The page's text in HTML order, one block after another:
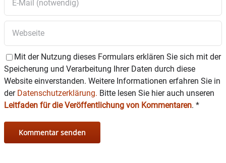
Mit der Nutzung dieses Formulars erklären Sie sich mit der
Speicherung und Verarbeitung Ihrer Daten durch diese
Website einverstanden. Weitere Informationen erfahren Sie in
der Datenschutzerklärung. Bitte lesen Sie hier auch unseren
Leitfaden für die Veröffentlichung von Kommentaren. *